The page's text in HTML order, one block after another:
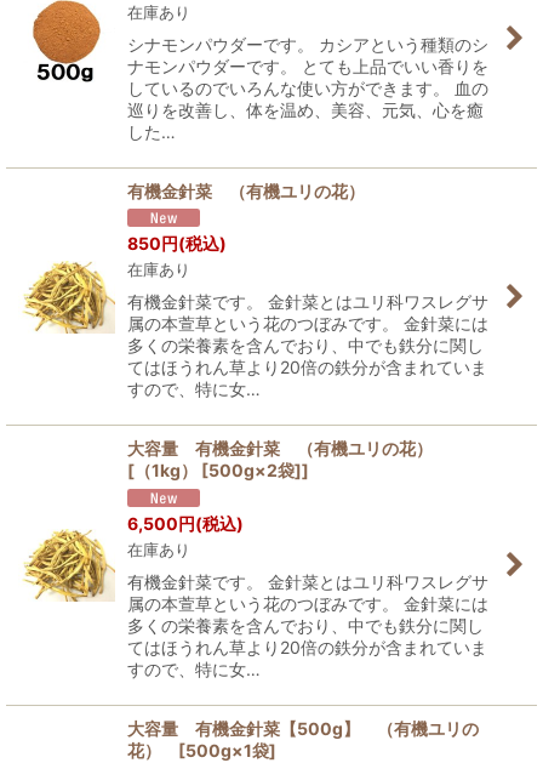
在庫あり
シナモンパウダーです。 カシアという種類のシ
ナモンパウダーです。 とても上品でいい香りを
しているのでいろんな使い方ができます。 血の
巡りを改善し、体を温め、美容、元気、心を癒
した…
有機金針菜 （有機ユリの花）
850円(税込)
在庫あり
有機金針菜です。 金針菜とはユリ科ワスレグサ
属の本萱草という花のつぼみです。 金針菜には
多くの栄養素を含んでおり、中でも鉄分に関し
てはほうれん草より20倍の鉄分が含まれていま
すので、特に女…
大容量 有機金針菜 （有機ユリの花）
[（1kg） [500g×2袋]]
6,500円(税込)
在庫あり
有機金針菜です。 金針菜とはユリ科ワスレグサ
属の本萱草という花のつぼみです。 金針菜には
多くの栄養素を含んでおり、中でも鉄分に関し
てはほうれん草より20倍の鉄分が含まれていま
すので、特に女…
大容量 有機金針菜【500g】 （有機ユリの
花） [500g×1袋]